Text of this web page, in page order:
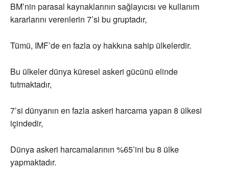
BM’nin parasal kaynaklarının sağlayıcısı ve kullanım
kararlarını verenlerin 7’si bu gruptadır,
Tümü, IMF’de en fazla oy hakkına sahip ülkelerdir.
Bu ülkeler dünya küresel askeri gücünü elinde
tutmaktadır,
7’si dünyanın en fazla askeri harcama yapan 8 ülkesi
içindedir,
Dünya askeri harcamalarının %65’ini bu 8 ülke
yapmaktadır.